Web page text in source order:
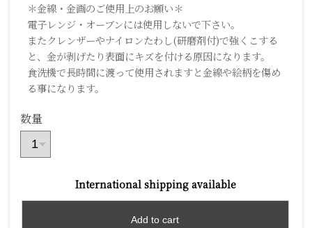
＊金線・金画のご使用上のお願い＊
電子レンジ・オーブンには使用しないで下さい。
またクレンザーやナイロンたわし(研磨剤付)で強くこする
と、金が剥げたり表面にキズを付ける原因になります。
食洗機で長時間に渡って使用されますと金線や絵柄を傷め
る事になります。
数量
International shipping available
Add to cart